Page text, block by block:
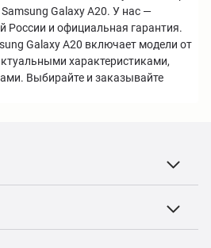
Galaxy A20. У нас —
России и официальная гарантия.
Galaxy A20 включает модели от
характеристиками,
Выбирайте и заказывайте